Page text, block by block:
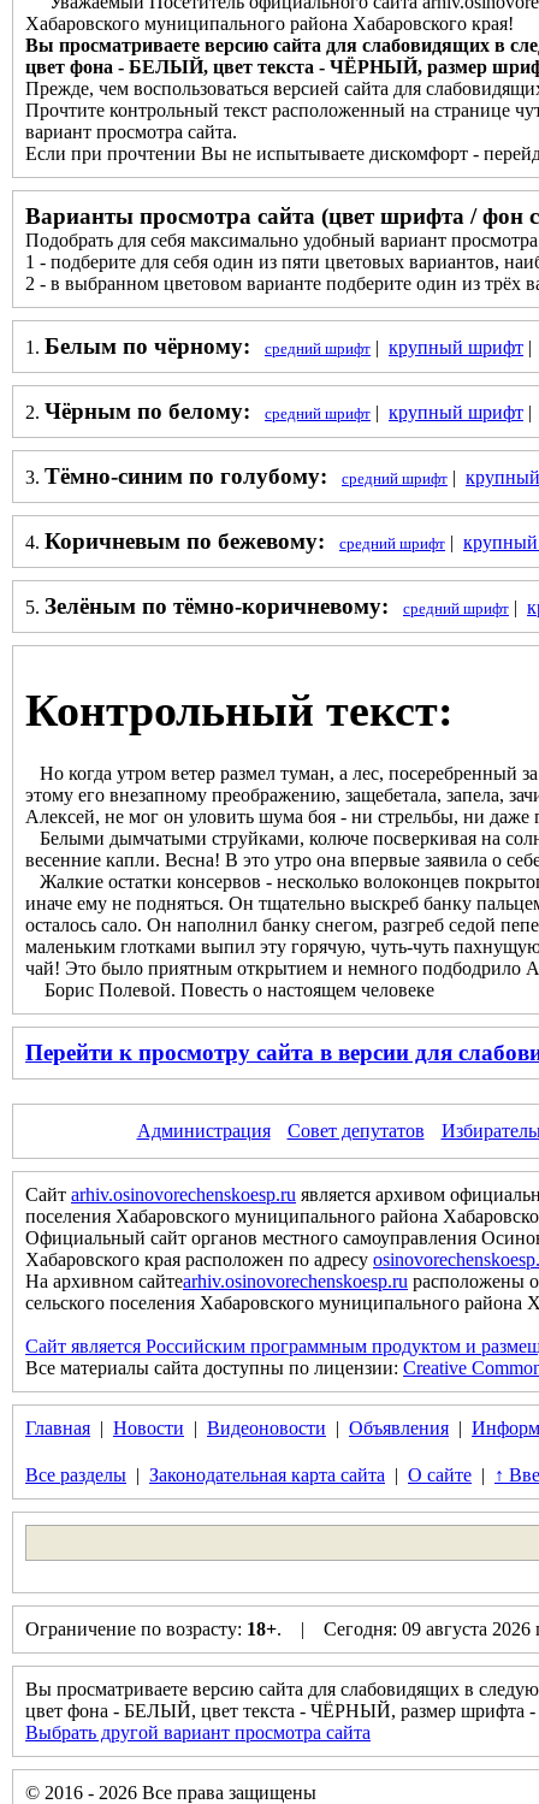
Хабаровского муниципального района Хабаровского края!
Вы просматриваете версию сайта для слабовидящих в
цвет фона - БЕЛЫЙ, цвет текста - ЧЁРНЫЙ, размер
Прежде, чем воспользоваться версией сайта для
Прочтите контрольный текст расположенный на странице
вариант просмотра сайта.
Если при прочтении Вы не испытываете дискомфорт -
Варианты просмотра сайта (цвет шрифта / фон
Подобрать для себя максимально удобный вариант
1 - подберите для себя один из пяти цветовых вариантов,
2 - в выбранном цветовом варианте подберите один из
1. Белым по чёрному: средний шрифт | крупный шрифт
2. Чёрным по белому: средний шрифт | крупный шрифт
3. Тёмно-синим по голубому: средний шрифт |
4. Коричневым по бежевому: средний шрифт |
5. Зелёным по тёмно-коричневому: средний шрифт |
Контрольный текст:
Но когда утром ветер размел туман, а лес, посеребренный
этому его внезапному преображению, защебетала, запела,
Алексей, не мог он уловить шума боя - ни стрельбы, ни даже
Белыми дымчатыми струйками, колюче посверкивая на
весенние капли. Весна! В это утро она впервые заявила о
Жалкие остатки консервов - несколько волоконцев
иначе ему не подняться. Он тщательно выскреб банку
осталось сало. Он наполнил банку снегом, разгреб седой
маленьким глотками выпил эту горячую, чуть-чуть
чай! Это было приятным открытием и немного подбодрило
Борис Полевой. Повесть о настоящем человеке
Перейти к просмотру сайта в версии для
Администрация Совет депутатов
Сайт arhiv.osinovorechenskoesp.ru является архивом
поселения Хабаровского муниципального района
Официальный сайт органов местного самоуправления
Хабаровского края расположен по адресу
На архивном сайтеarhiv.osinovorechenskoesp.ru расположены
сельского поселения Хабаровского муниципального района
Сайт является Российским программным продуктом и
Все материалы сайта доступны по лицензии: Creative
Главная | Новости | Видеоновости | Объявления |
Все разделы | Законодательная карта сайта | О сайте | ↑
Ограничение по возрасту: 18+. | Сегодня: 09 августа
Вы просматриваете версию сайта для слабовидящих в
цвет фона - БЕЛЫЙ, цвет текста - ЧЁРНЫЙ, размер
Выбрать другой вариант просмотра сайта
© 2016 - 2026 Все права защищены